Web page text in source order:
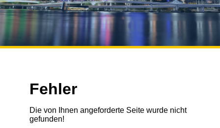
Fehler
Die von Ihnen angeforderte Seite wurde nicht
gefunden!